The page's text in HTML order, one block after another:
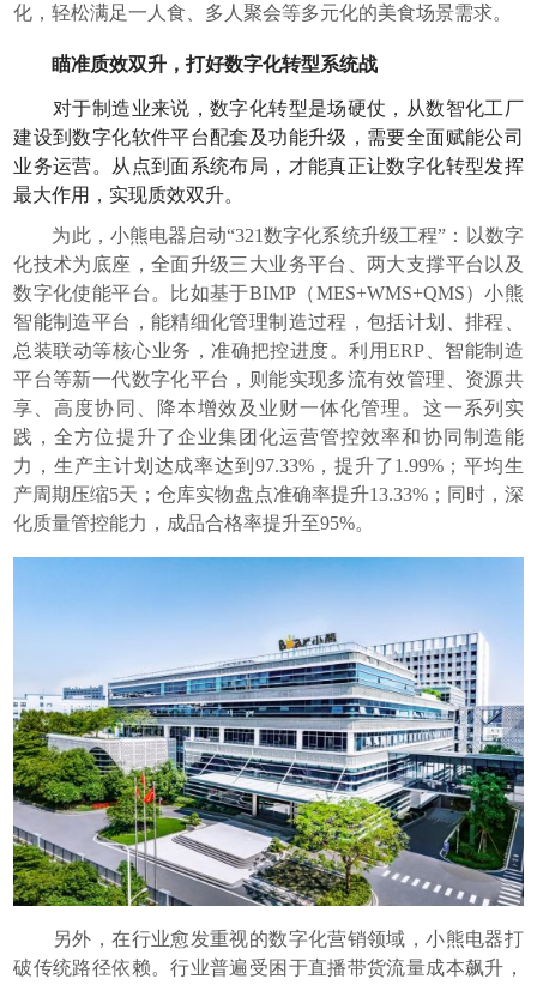
化，轻松满足一人食、多人聚会等多元化的美食场景需求。
瞄准质效双升，打好数字化转型系统战
对于制造业来说，数字化转型是场硬仗，从数智化工厂
建设到数字化软件平台配套及功能升级，需要全面赋能公司
业务运营。从点到面系统布局，才能真正让数字化转型发挥
最大作用，实现质效双升。
为此，小熊电器启动“321数字化系统升级工程”：以数字
化技术为底座，全面升级三大业务平台、两大支撑平台以及
数字化使能平台。比如基于BIMP（MES+WMS+QMS）小熊
智能制造平台，能精细化管理制造过程，包括计划、排程、
总装联动等核心业务，准确把控进度。利用ERP、智能制造
平台等新一代数字化平台，则能实现多流有效管理、资源共
享、高度协同、降本增效及业财一体化管理。这一系列实
践，全方位提升了企业集团化运营管控效率和协同制造能
力，生产主计划达成率达到97.33%，提升了1.99%；平均生
产周期压缩5天；仓库实物盘点准确率提升13.33%；同时，深
化质量管控能力，成品合格率提升至95%。
另外，在行业愈发重视的数字化营销领域，小熊电器打
破传统路径依赖。行业普遍受困于直播带货流量成本飙升，